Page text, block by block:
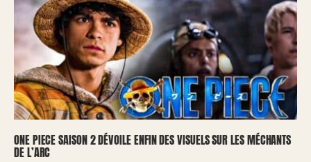
ONE PIECE SAISON 2 DÉVOILE ENFIN DES VISUELS SUR LES MÉCHANTS
DE L’ARC